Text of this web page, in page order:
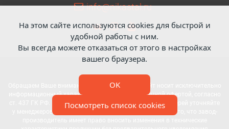
info@nikastal.ru
Обращаем Ваше внимание: данный интернет-сайт носит исключительно
информационный характер и не является публичной офертой, согласно
ст. 437 ГК РФ. Все вопросы по стоимости и установке дверей уточняйте
у менеджеров компании. Также обращаем внимание на то, что завод-
На этом сайте используются cookies для быстрой и
удобной работы с ним.
Вы всегда можете отказаться от этого в настройках
вашего браузера.
OK
Посмотреть список cookies